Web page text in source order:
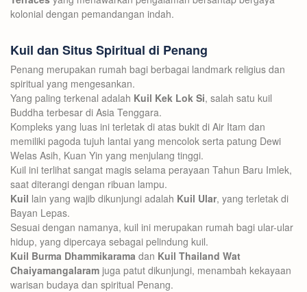
kolonial dengan pemandangan indah.
Kuil dan Situs Spiritual di Penang
Penang merupakan rumah bagi berbagai landmark religius dan
spiritual yang mengesankan.
Yang paling terkenal adalah Kuil Kek Lok Si, salah satu kuil
Buddha terbesar di Asia Tenggara.
Kompleks yang luas ini terletak di atas bukit di Air Itam dan
memiliki pagoda tujuh lantai yang mencolok serta patung Dewi
Welas Asih, Kuan Yin yang menjulang tinggi.
Kuil ini terlihat sangat magis selama perayaan Tahun Baru Imlek,
saat diterangi dengan ribuan lampu.
Kuil lain yang wajib dikunjungi adalah Kuil Ular, yang terletak di
Bayan Lepas.
Sesuai dengan namanya, kuil ini merupakan rumah bagi ular-ular
hidup, yang dipercaya sebagai pelindung kuil.
Kuil Burma Dhammikarama dan Kuil Thailand Wat
Chaiyamangalaram juga patut dikunjungi, menambah kekayaan
warisan budaya dan spiritual Penang.